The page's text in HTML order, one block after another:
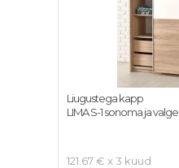
121.67 € x 3 kuud
Liugustega kapp
LIMA S-1 sonoma ja valge